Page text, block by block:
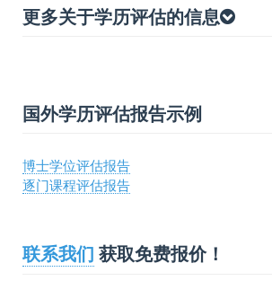
更多关于学历评估的信息
国外学历评估报告示例
博士学位评估报告
逐门课程评估报告
联系我们 获取免费报价！